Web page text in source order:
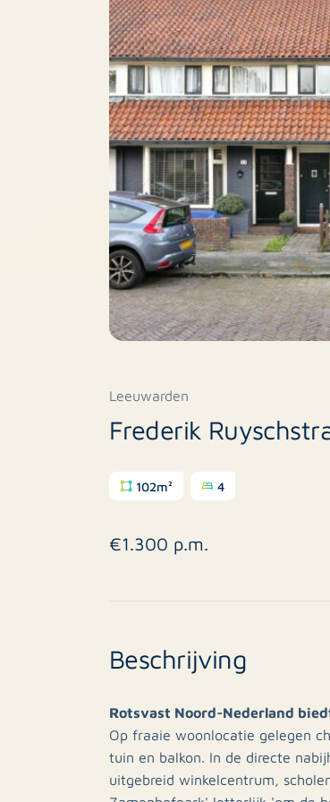
Leeuwarden
Frederik
102m² 4
€1.300 p.m.
Beschrijving
Rotsvast Noord-Nederland
Op fraaie woonlocatie gelegen
tuin en balkon. In de directe
uitgebreid winkelcentrum,